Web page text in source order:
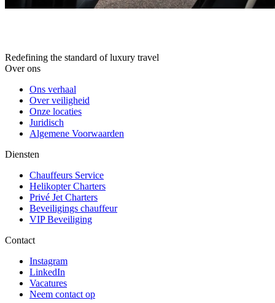
Redefining the standard of luxury travel
Over ons
Ons verhaal
Over veiligheid
Onze locaties
Juridisch
Algemene Voorwaarden
Diensten
Chauffeurs Service
Helikopter Charters
Privé Jet Charters
Beveiligings chauffeur
VIP Beveiliging
Contact
Instagram
LinkedIn
Vacatures
Neem contact op